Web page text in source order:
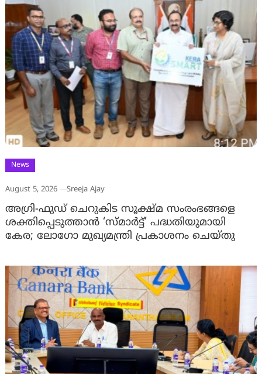
News
August 5, 2026 Sreeja Ajay
അഗ്രി-ഫുഡ് ചെറുകിട സൂക്ഷ്മ സംരംഭങ്ങളെ
ശക്തിപ്പെടുത്താന്‍ ‘സ്മാര്‍ട്ട്’ പദ്ധതിയുമായി
കേര; ലോഗോ മുഖ്യമന്ത്രി പ്രകാശനം ചെയ്തു